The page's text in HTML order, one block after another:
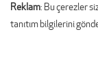
Reklam: Bu çerezler
tanıtım bilgilerini